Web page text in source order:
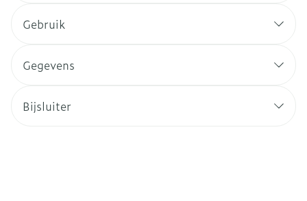
Gebruik
Gegevens
Bijsluiter